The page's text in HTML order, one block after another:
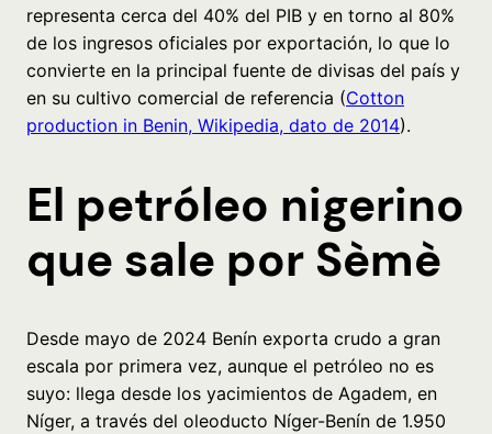
representa cerca del 40% del PIB y en torno al 80%
de los ingresos oficiales por exportación, lo que lo
convierte en la principal fuente de divisas del país y
en su cultivo comercial de referencia (Cotton
production in Benin, Wikipedia, dato de 2014).
El petróleo nigerino
que sale por Sèmè
Desde mayo de 2024 Benín exporta crudo a gran
escala por primera vez, aunque el petróleo no es
suyo: llega desde los yacimientos de Agadem, en
Níger, a través del oleoducto Níger-Benín de 1.950